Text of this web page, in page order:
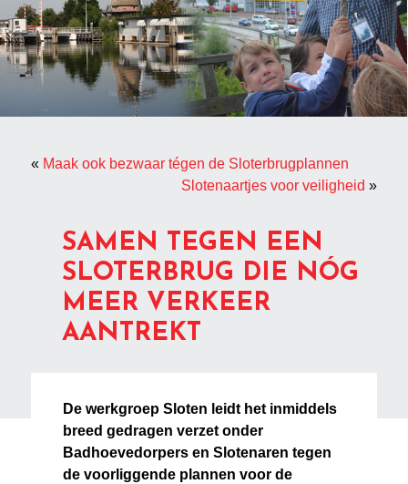
« Maak ook bezwaar tégen de Sloterbrugplannen
Slotenaartjes voor veiligheid »
SAMEN TEGEN EEN
SLOTERBRUG DIE NÓG
MEER VERKEER
AANTREKT
De werkgroep Sloten leidt het inmiddels
breed gedragen verzet onder
Badhoevedorpers en Slotenaren tegen
de voorliggende plannen voor de